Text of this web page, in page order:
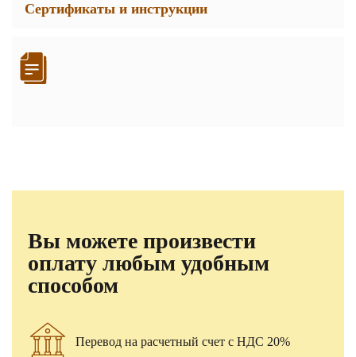
Сертификаты и инструкции
Вы можете произвести
оплату любым удобным
способом
Перевод на расчетный счет с НДС 20%